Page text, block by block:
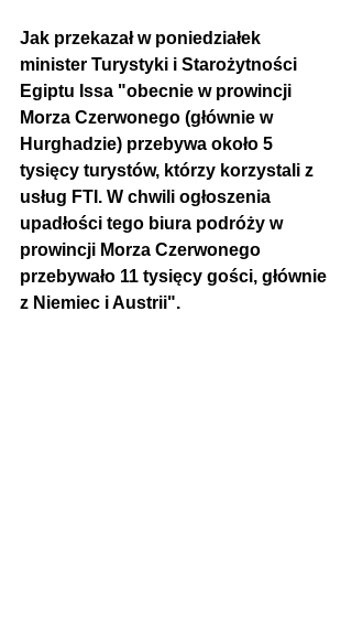
Jak przekazał w poniedziałek
minister Turystyki i Starożytności
Egiptu Issa "obecnie w prowincji
Morza Czerwonego (głównie w
Hurghadzie) przebywa około 5
tysięcy turystów, którzy korzystali z
usług FTI. W chwili ogłoszenia
upadłości tego biura podróży w
prowincji Morza Czerwonego
przebywało 11 tysięcy gości, głównie
z Niemiec i Austrii".